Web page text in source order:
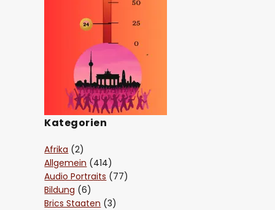
Kategorien
Afrika (2)
Allgemein (414)
Audio Portraits (77)
Bildung (6)
Brics Staaten (3)